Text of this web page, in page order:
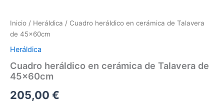
Inicio / Heráldica / Cuadro heráldico en cerámica de Talavera
de 45x60cm
Heráldica
Cuadro heráldico en cerámica de Talavera de
45x60cm
205,00 €